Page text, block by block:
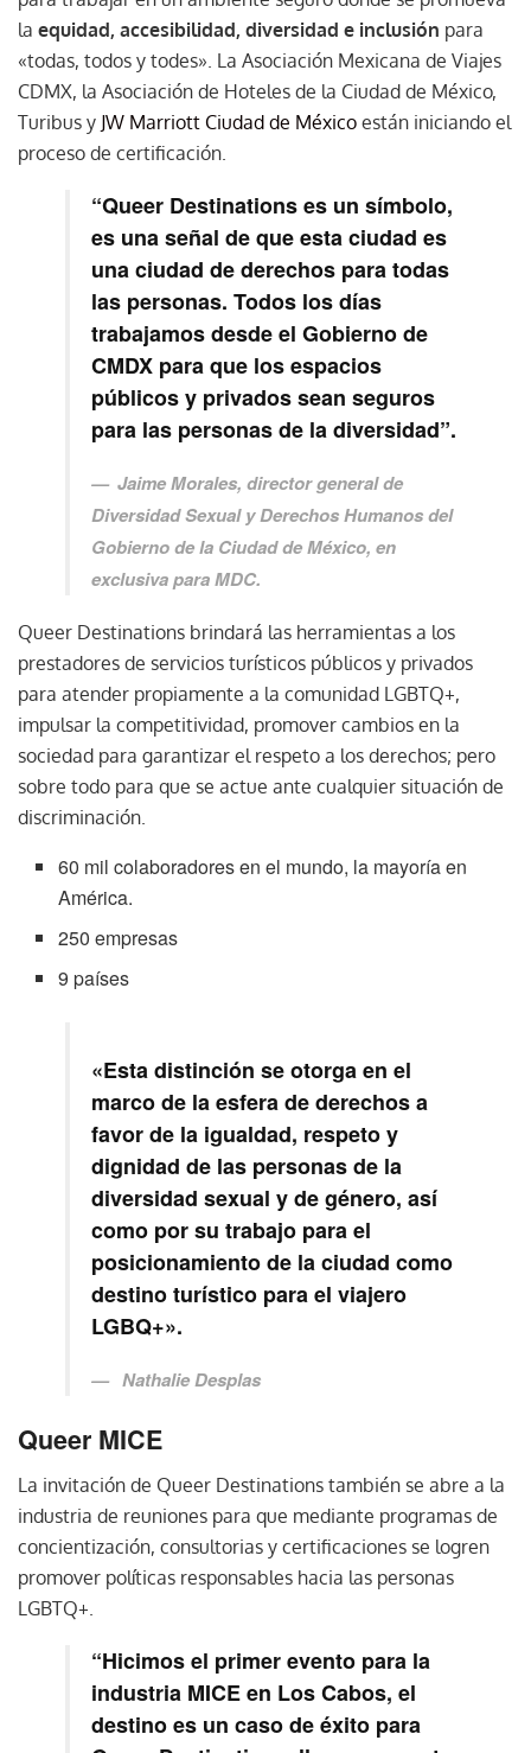
la equidad, accesibilidad, diversidad e inclusión para
«todas, todos y todes». La Asociación Mexicana de Viajes
CDMX, la Asociación de Hoteles de la Ciudad de México,
Turibus y JW Marriott Ciudad de México están iniciando el
proceso de certificación.
“Queer Destinations es un símbolo,
es una señal de que esta ciudad es
una ciudad de derechos para todas
las personas. Todos los días
trabajamos desde el Gobierno de
CMDX para que los espacios
públicos y privados sean seguros
para las personas de la diversidad”.
Jaime Morales, director general de
Diversidad Sexual y Derechos Humanos del
Gobierno de la Ciudad de México, en
exclusiva para MDC.
Queer Destinations brindará las herramientas a los
prestadores de servicios turísticos públicos y privados
para atender propiamente a la comunidad LGBTQ+,
impulsar la competitividad, promover cambios en la
sociedad para garantizar el respeto a los derechos; pero
sobre todo para que se actue ante cualquier situación de
discriminación.
60 mil colaboradores en el mundo, la mayoría en
América.
250 empresas
9 países
«Esta distinción se otorga en el
marco de la esfera de derechos a
favor de la igualdad, respeto y
dignidad de las personas de la
diversidad sexual y de género, así
como por su trabajo para el
posicionamiento de la ciudad como
destino turístico para el viajero
LGBQ+».
Nathalie Desplas
Queer MICE
La invitación de Queer Destinations también se abre a la
industria de reuniones para que mediante programas de
concientización, consultorias y certificaciones se logren
promover políticas responsables hacia las personas
LGBTQ+.
“Hicimos el primer evento para la
industria MICE en Los Cabos, el
destino es un caso de éxito para